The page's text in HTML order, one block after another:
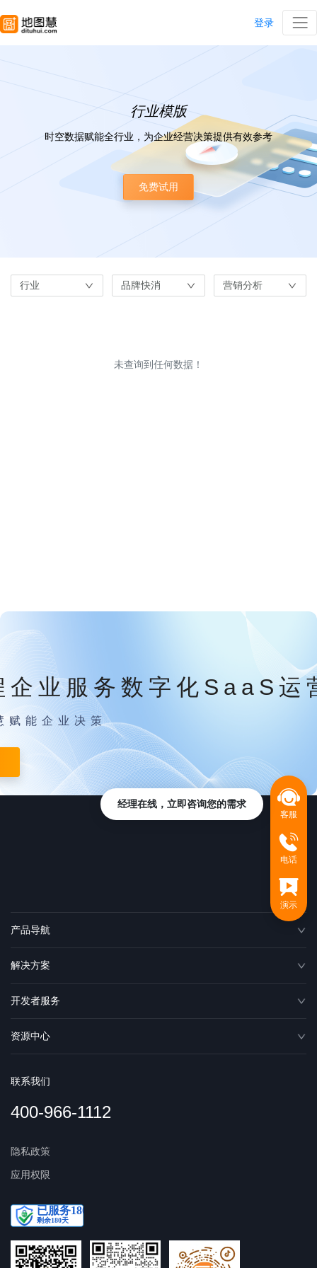
登录
行业模版
时空数据赋能全行业，为企业经营决策提供有效参考
免费试用
行业 品牌快消 营销分析
未查询到任何数据！
企业服务数字化SaaS运
赋能企业决策
产品导航
解决方案
开发者服务
资源中心
联系我们
400-966-1112
隐私政策
应用权限
客服
电话
演示
经理在线，立即咨询您的需求